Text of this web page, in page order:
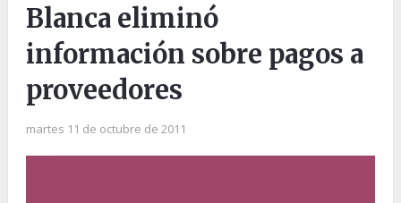
Blanca eliminó
información sobre pagos a
proveedores
martes 11 de octubre de 2011